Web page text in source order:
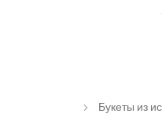
Букеты из